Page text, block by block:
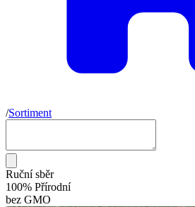
/Sortiment
Ruční sběr
100% Přírodní
bez GMO